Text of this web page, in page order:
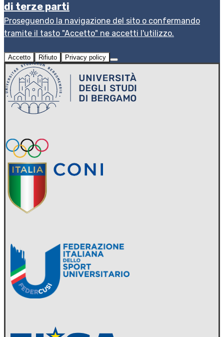
di terze parti
Proseguendo la navigazione del sito o confermando
tramite il tasto "Accetto" ne accetti l'utilizzo.
Accetto Rifiuto Privacy policy